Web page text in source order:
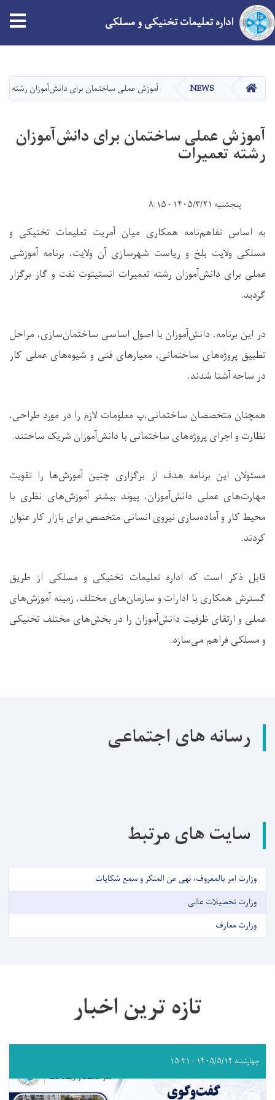
main
content
اداره تعلیمات تخنیکی و مسلکی
HOME
NEWS آموزش عملی ساختمان برای دانش‌آموزان رشته
آموزش عملی ساختمان برای دانش‌آموزان
رشته تعمیرات
پنجشنبه ۱۴۰۵/۳/۲۱ - ۸:۱۵
به اساس تفاهم‌نامه همکاری میان آمریت تعلیمات تخنیکی و
مسلکی ولایت بلخ و ریاست شهرسازی آن ولایت، برنامه آموزشی
عملی برای دانش‌آموزان رشته تعمیرات انستیتوت نفت و گاز برگزار
گردید.
در این برنامه، دانش‌آموزان با اصول اساسی ساختمان‌سازی، مراحل
تطبیق پروژه‌های ساختمانی، معیارهای فنی و شیوه‌های عملی کار
در ساحه آشنا شدند.
همچنان متخصصان ساختمانی،پ معلومات لازم را در مورد طراحی،
نظارت و اجرای پروژه‌های ساختمانی با دانش‌آموزان شریک ساختند.
مسئولان این برنامه هدف از برگزاری چنین آموزش‌ها را تقویت
مهارت‌های عملی دانش‌آموزان، پیوند بیشتر آموزش‌های نظری با
محیط کار و آماده‌سازی نیروی انسانی متخصص برای بازار کار عنوان
کردند.
قابل ذکر است که اداره تعلیمات تخنیکی و مسلکی از طریق
گسترش همکاری با ادارات و سازمان‌های مختلف، زمینه آموزش‌های
عملی و ارتقای ظرفیت دانش‌آموزان را در بخش‌های مختلف تخنیکی
و مسلکی فراهم می‌سازد.
رسانه های اجتماعی
سایت های مرتبط
وزارت امر بالمعروف، نهی عن المنکر و سمع شکایات
وزارت تحصیلات عالی
وزارت معارف
تازه ترین اخبار
چهارشنبه ۱۴۰۵/۵/۱۴ - ۱۵:۳۱